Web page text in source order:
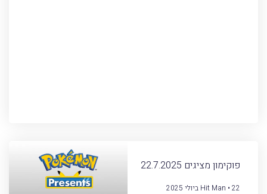
פוקימון מציגים 22.7.2025
Hit Man 22 ביולי 2025